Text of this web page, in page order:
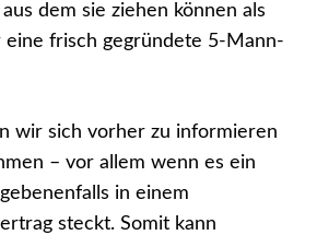
dem sie ziehen können als
eine frisch gegründete 5-Mann-
wir sich vorher zu informieren
– vor allem wenn es ein
in einem
steckt. Somit kann